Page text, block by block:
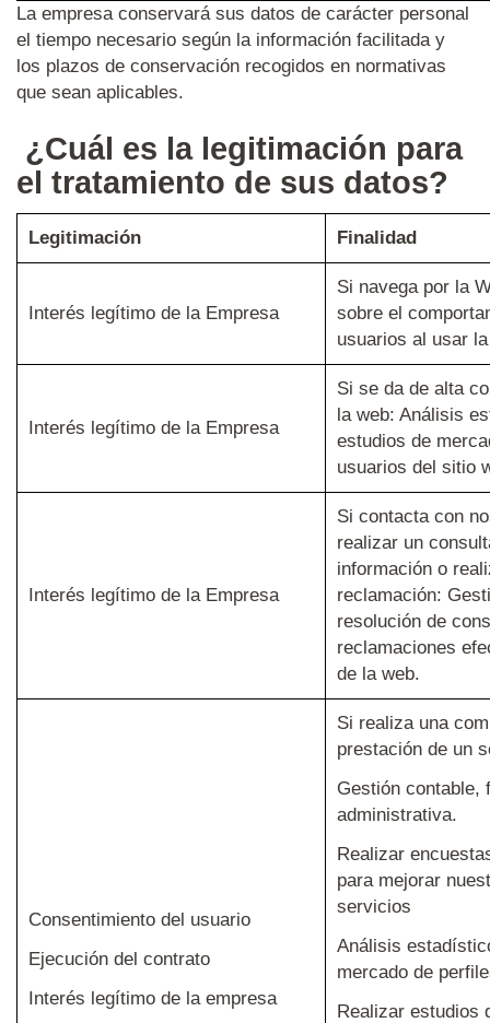
La empresa conservará sus datos de carácter personal
el tiempo necesario según la información facilitada y
los plazos de conservación recogidos en normativas
que sean aplicables.
¿Cuál es la legitimación para
el tratamiento de sus datos?
Legitimación Finalidad
Interés legítimo de la Empresa
Si navega por la
sobre el
usuarios al usar
Interés legítimo de la Empresa
Si se da de alta
la web: Análisis
estudios de
usuarios del sitio
Interés legítimo de la Empresa
Si contacta con
realizar un
información o
reclamación:
resolución de
reclamaciones
de la web.
Consentimiento del usuario
Ejecución del contrato
Interés legítimo de la empresa
Si realiza una
prestación de un
Gestión contable,
administrativa.
Realizar
para mejorar
servicios
Análisis
mercado de
Realizar estudios